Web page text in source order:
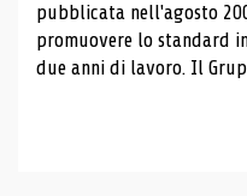
pubblicata nell'agosto
promuovere lo standard
due anni di lavoro. Il